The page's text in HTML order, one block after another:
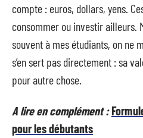
compte : euros, dollars, yens.
consommer ou investir ailleurs.
souvent à mes étudiants, on ne
s’en sert pas directement : sa
pour autre chose.
A lire en complément :
pour les débutants